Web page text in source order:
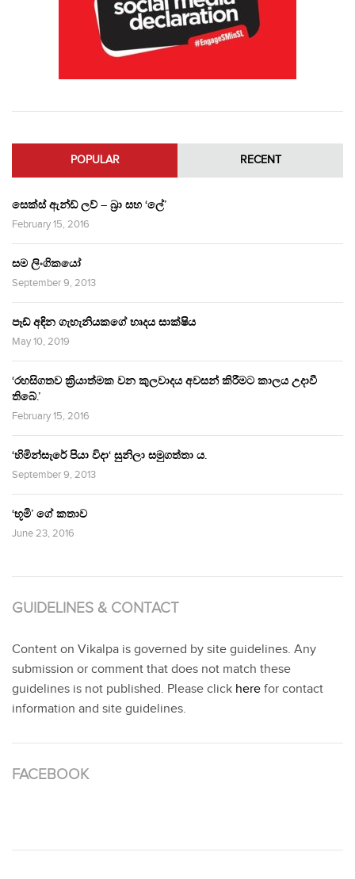
POPULAR RECENT
සෙක්ස් ඇන්ඩ් ලව් – බ්‍රා සහ ‘ලේ’
February 15, 2016
සම ලිංගිකයෝ
September 9, 2013
පෑඩ් අඳින ගැහැනියකගේ හෘදය සාක්ෂිය
May 10, 2019
‘රහසිගතව ක්‍රියාත්මක වන කුලවාදය අවසන් කිරීමට කාලය උදාවී
තිබේ.’
February 15, 2016
‘හිමින්සැරේ පියා විදා‘ සුනිලා සමුගත්තා ය.
September 9, 2013
‘භූමි’ ගේ කතාව
June 23, 2016
GUIDELINES & CONTACT
Content on Vikalpa is governed by site guidelines. Any
submission or comment that does not match these
guidelines is not published. Please click here for contact
information and site guidelines.
FACEBOOK